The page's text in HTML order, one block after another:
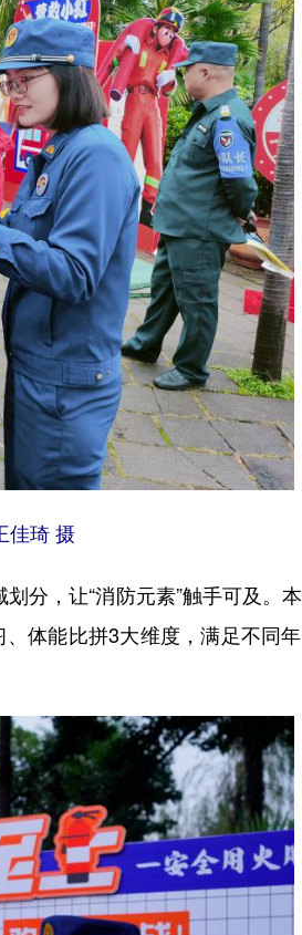
佳琦 摄
分，让“消防元素”触手可及。
体能比拼3大维度，满足不同